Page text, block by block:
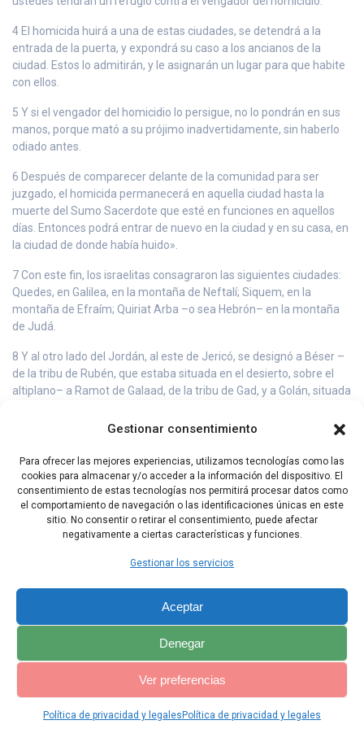
Gestionar consentimiento
Para ofrecer las mejores experiencias, utilizamos tecnologías como las
cookies para almacenar y/o acceder a la información del dispositivo. El
consentimiento de estas tecnologías nos permitirá procesar datos como
el comportamiento de navegación o las identificaciones únicas en este
sitio. No consentir o retirar el consentimiento, puede afectar
negativamente a ciertas características y funciones.
Gestionar los servicios
Aceptar
Denegar
Ver preferencias
Política de privacidad y legales Política de privacidad y legales
4 El homicida huirá a una de estas ciudades, se detendrá a la
entrada de la puerta, y expondrá su caso a los ancianos de la
ciudad. Estos lo admitirán, y le asignarán un lugar para que habite
con ellos.
5 Y si el vengador del homicidio lo persigue, no lo pondrán en sus
manos, porque mató a su prójimo inadvertidamente, sin haberlo
odiado antes.
6 Después de comparecer delante de la comunidad para ser
juzgado, el homicida permanecerá en aquella ciudad hasta la
muerte del Sumo Sacerdote que esté en funciones en aquellos
días. Entonces podrá entrar de nuevo en la ciudad y en su casa, en
la ciudad de donde había huido».
7 Con este fin, los israelitas consagraron las siguientes ciudades:
Quedes, en Galilea, en la montaña de Neftalí; Siquem, en la
montaña de Efraím; Quiriat Arba –o sea Hebrón– en la montaña
de Judá.
8 Y al otro lado del Jordán, al este de Jericó, se designó a Béser –
de la tribu de Rubén, que estaba situada en el desierto, sobre el
altiplano– a Ramot de Galaad, de la tribu de Gad, y a Golán, situada
9 Estas fueron las ciudades asignadas a todos los israelitas y a los
extranjeros que residían en medio de ellos, para que todo el que
matara sin premeditación a una persona pudiera refugiarse en
ellas, y así no muriera en manos del vengador del homicidio, antes
de comparecer delante de la comunidad.
Capítulo Anterior Capítulo Siguiente